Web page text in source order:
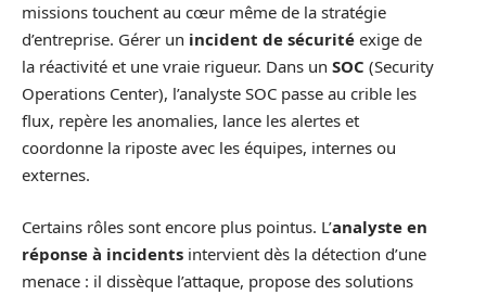
missions touchent au cœur même de la stratégie
d’entreprise. Gérer un incident de sécurité exige de
la réactivité et une vraie rigueur. Dans un SOC (Security
Operations Center), l’analyste SOC passe au crible les
flux, repère les anomalies, lance les alertes et
coordonne la riposte avec les équipes, internes ou
externes.
Certains rôles sont encore plus pointus. L’analyste en
réponse à incidents intervient dès la détection d’une
menace : il dissèque l’attaque, propose des solutions